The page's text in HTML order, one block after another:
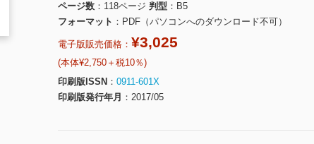
ページ数
118ページ 判型
B5
フォーマット
PDF（パソコンへのダウンロード不可）
電子版販売価格： ¥3,025
(本体¥2,750＋税10％)
印刷版ISSN
0911-601X
印刷版発行年月
2017/05